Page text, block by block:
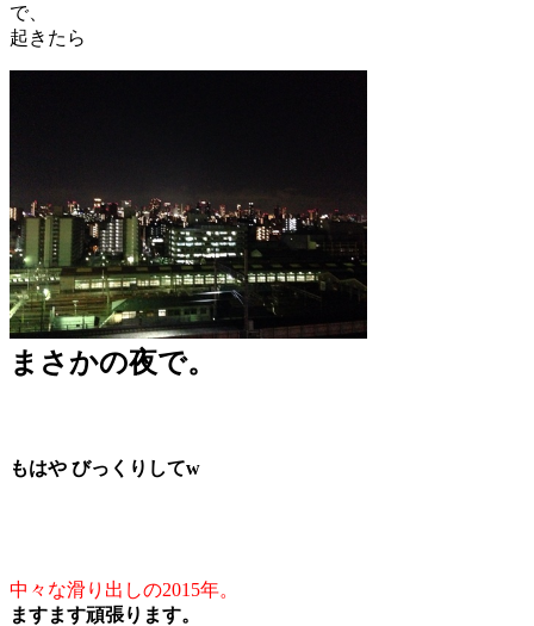
で、
起きたら
まさかの夜で。
もはや びっくりしてw
中々な滑り出しの2015年。
ますます頑張ります。